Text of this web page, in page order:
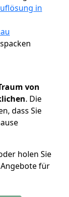
in
von
. Die
dass Sie
holen Sie
für